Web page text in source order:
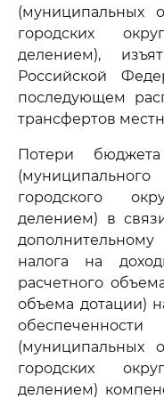
(муниципальных
городских
делением),
Российской
последующем
трансфертов
Потери
(муниципального
городского
делением) в
налога на
расчетного
объема дотации)
(муниципальных
городских
делением)